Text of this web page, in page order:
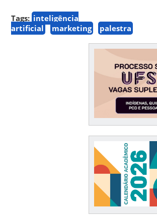
Tags: inteligência
artificial
marketing palestra